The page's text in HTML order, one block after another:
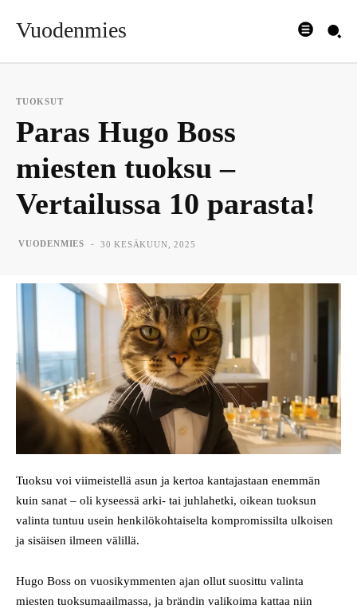
Vuodenmies
TUOKSUT
Paras Hugo Boss
miesten tuoksu –
Vertailussa 10 parasta!
VUODENMIES - 30 KESÄKUUN, 2025
Tuoksu voi viimeistellä asun ja kertoa kantajastaan enemmän
kuin sanat – oli kyseessä arki- tai juhlahetki, oikean tuoksun
valinta tuntuu usein henkilökohtaiselta kompromissilta ulkoisen
ja sisäisen ilmeen välillä.
Hugo Boss on vuosikymmenten ajan ollut suosittu valinta
miesten tuoksumaailmassa, ja brändin valikoima kattaa niin